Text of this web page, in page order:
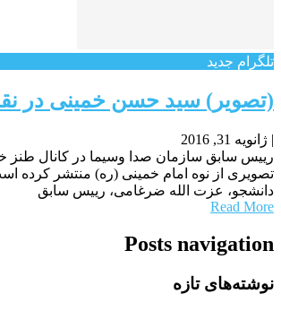
تلگرام جدید
(تصویر) سید حسن خمینی در
| ژانویه 31, 2016
رییس سابق سازمان صدا وسیما در کانال طنز
تصویری از نوه امام خمینی (ره) منتشر کرده
دانشجو، عزت الله ضرغامی، رییس سابق
Read More
Posts navigation
نوشته‌های تازه